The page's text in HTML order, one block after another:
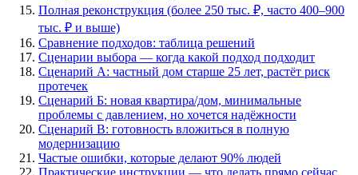
Полная реконструкция (более 250 тыс. ₽, часто 400–900
тыс. ₽ и выше)
Сравнение подходов: таблица решений
Сценарии выбора — когда какой подход подходит
Сценарий А: частный дом старше 25 лет, растёт риск
протечек
Сценарий Б: новая квартира/дом, минимальные
проблемы с давлением, но хочется надёжности
Сценарий В: готовность вложиться в полную
модернизацию
Частые ошибки, которые делают 90% людей
Практические инструкции — что делать прямо сейчас